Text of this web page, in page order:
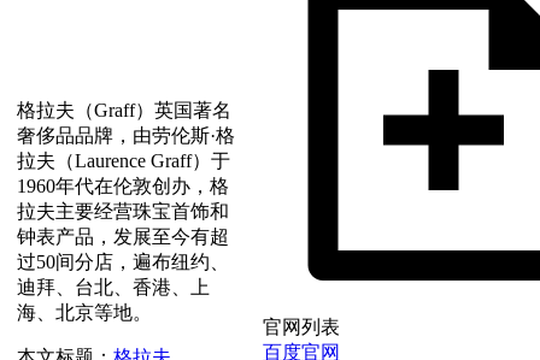
格拉夫（Graff）英国著名
奢侈品品牌，由劳伦斯·格
拉夫（Laurence Graff）于
1960年代在伦敦创办，格
拉夫主要经营珠宝首饰和
钟表产品，发展至今有超
过50间分店，遍布纽约、
迪拜、台北、香港、上
海、北京等地。
官网列表
百度官网